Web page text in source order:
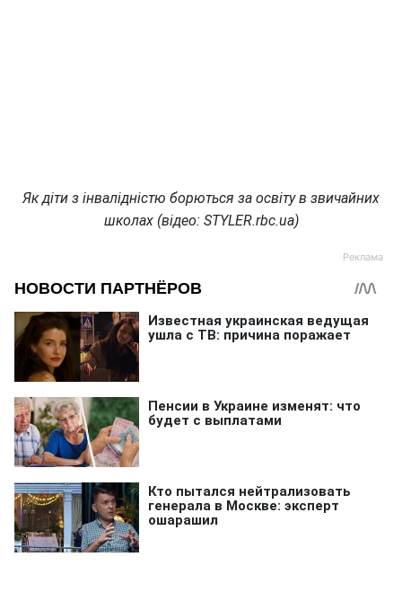
Як діти з інвалідністю борються за освіту в звичайних
школах (відео: STYLER.rbc.ua)